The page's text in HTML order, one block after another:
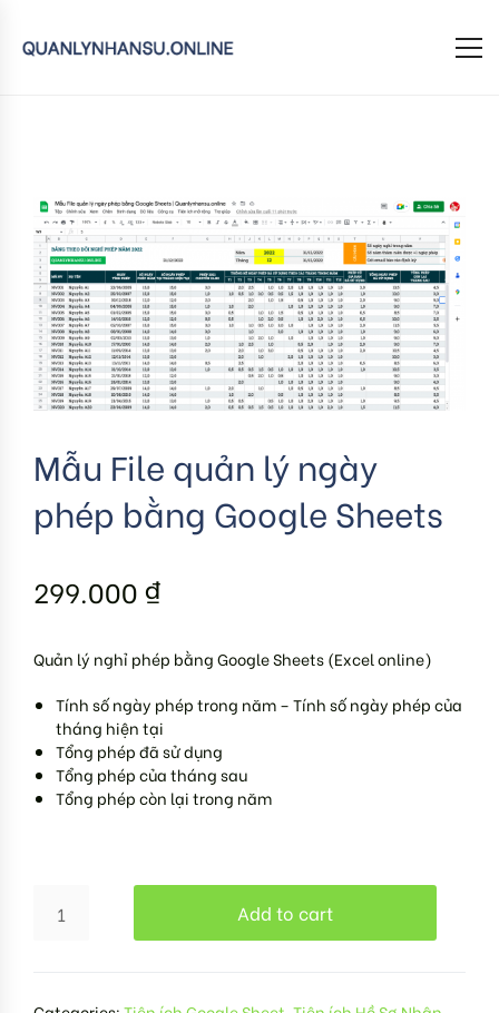
Mẫu File quản lý ngày
phép bằng Google Sheets
299.000 ₫
Quản lý nghỉ phép bằng Google Sheets (Excel online)
Tính số ngày phép trong năm – Tính số ngày phép của
tháng hiện tại
Tổng phép đã sử dụng
Tổng phép của tháng sau
Tổng phép còn lại trong năm
Add to cart